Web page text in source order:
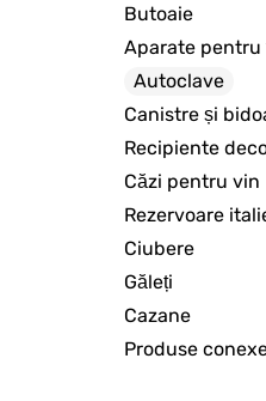
Butoaie
Aparate pentru
Autoclave
Canistre și
Recipiente
Căzi pentru vin
Rezervoare
Ciubere
Găleți
Cazane
Produse